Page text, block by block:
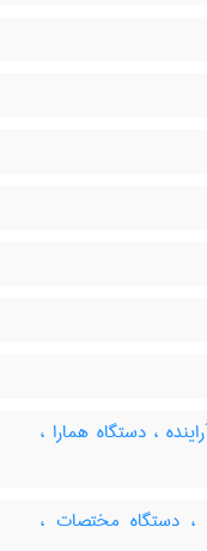
، دستگاه همارا ،
دستگاه مختصات ،